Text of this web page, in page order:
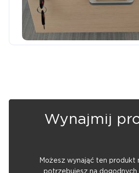
Wynajmij
Możesz wynająć ten produkt
potrzebujesz na dogodnych